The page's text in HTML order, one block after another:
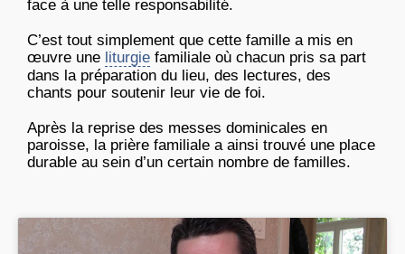
face à une telle responsabilité.
C’est tout simplement que cette famille a mis en
œuvre une liturgie familiale où chacun pris sa part
dans la préparation du lieu, des lectures, des
chants pour soutenir leur vie de foi.
Après la reprise des messes dominicales en
paroisse, la prière familiale a ainsi trouvé une place
durable au sein d’un certain nombre de familles.